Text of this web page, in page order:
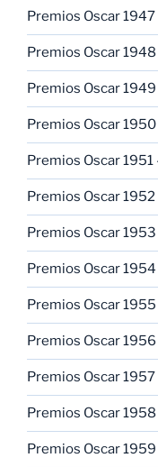
Premios Oscar
Premios Oscar
Premios Oscar
Premios Oscar
Premios Oscar
Premios Oscar
Premios Oscar
Premios Oscar
Premios Oscar
Premios Oscar
Premios Oscar
Premios Oscar
Premios Oscar